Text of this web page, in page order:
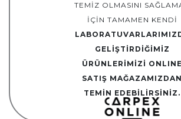
TEMİZ OLMASINI
İÇİN TAMAMEN KENDİ
GELİŞTİRDİĞİMİZ
ÜRÜNLERİMİZİ ONLINE
SATIŞ MAĞAZAMIZDAN
TEMİN EDEBİLİRSİNİZ.